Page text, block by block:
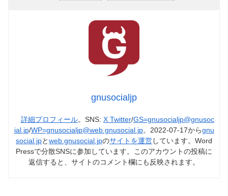
gnusocialjp
詳細プロフィール。SNS: X Twitter/GS=gnusocialjp@gnusoc
ial.jp/WP=gnusocialjp@web.gnusocial.jp。2022-07-17からgnu
social.jpとweb.gnusocial.jpのサイトを運営しています。Word
Pressで分散SNSに参加しています。このアカウントの投稿に
返信すると、サイトのコメント欄にも反映されます。